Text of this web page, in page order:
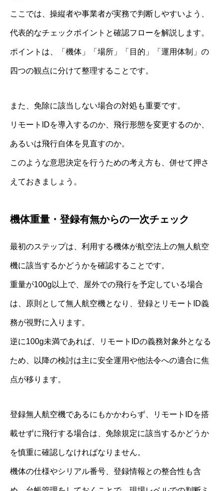
ここでは、操縦者や事業者が実務で判断しやすいよう、
代表的なチェックポイントと確認フローを解説します。
ポイントは、「機体」「場所」「目的」「運用体制」の
四つの観点に分けて整理することです。
また、免除に該当しない場合の対処も重要です。
リモートIDを導入するのか、飛行形態を変更するのか、
あるいは飛行自体を見直すのか。
このような意思決定を行うための考え方も、併せて押さ
えておきましょう。
機体重量・登録有無からの一次チェック
最初のステップは、利用する機体が航空法上の無人航空
機に該当するかどうかを確認することです。
重量が100g以上で、屋外での飛行を予定している場合
は、原則として無人航空機となり、登録とリモートID義
務が視野に入ります。
逆に100g未満であれば、リモートIDの義務対象外となる
ため、以降の検討は主に安全運用や他法令への適合に焦
点が移ります。
登録無人航空機であるにもかかわらず、リモートIDを搭
載せずに飛行する場合は、免除規定に該当するかどうか
を慎重に確認しなければなりません。
機体の仕様やシリアル番号、登録情報との整合性も含